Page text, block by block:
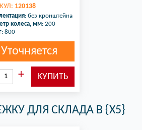
120138
: без кронштейна
колеса, мм: 200
: 800
Уточняется
ДЛЯ СКЛАДА В {X5}